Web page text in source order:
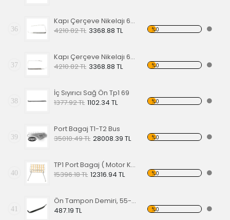
36
Kapı Çerçeve Nikelajı 65 Sol Ön
4210.82 TL 3368.88 TL %0
37
Kapı Çerçeve Nikelajı 65 Sağ Ön
4210.82 TL 3368.88 TL %0
38
İç Sıyırıcı Sağ Ön Tp1 69
1377.92 TL 1102.34 TL %0
39
Port Bagaj T1-T2 Bus
35010.49 TL 28008.39 TL %0
40
TP1 Port Bagaj ( Motor Kaput Üstü )
15396.18 TL 12316.94 TL %0
41
Ön Tampon Demiri, 55-67 EA
487.19 TL
%0